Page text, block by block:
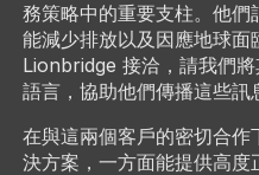
務策略中的重要支柱。他
能減少排放以及因應地球
Lionbridge 接洽，請我們
語言，協助他們傳播這些訊
在與這兩個客戶的密切合
決方案，一方面能提供高